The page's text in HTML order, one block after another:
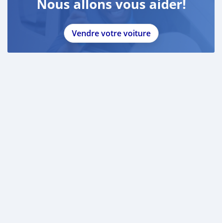
Nous allons vous aider!
Vendre votre voiture